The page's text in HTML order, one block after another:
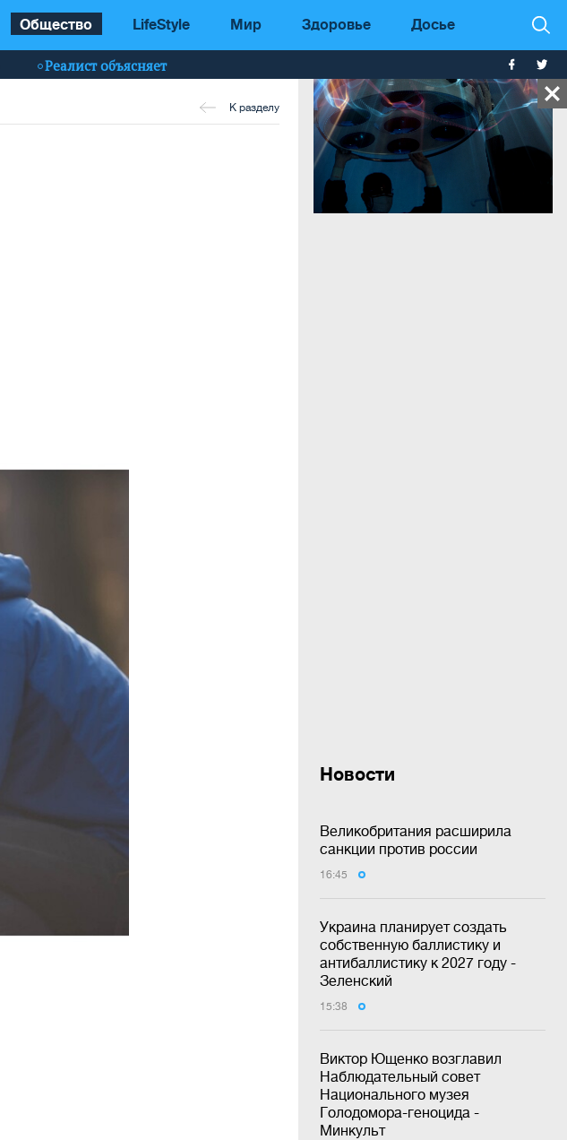
Общество LifeStyle Мир Здоровье Досье
Реалист объясняет
Новости
Великобритания расширила
санкции против россии
16:45
Украина планирует создать
собственную баллистику и
антибаллистику к 2027 году -
Зеленский
15:38
Виктор Ющенко возглавил
Наблюдательный совет
Национального музея
Голодомора-геноцида -
Минкульт
К разделу